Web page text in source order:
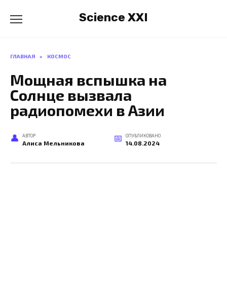
содержанию
Science XXI
ГЛАВНАЯ » КОСМОС
Мощная вспышка на
Солнце вызвала
радиопомехи в Азии
АВТОР
Алиса Мельникова
ОПУБЛИКОВАНО
14.08.2024